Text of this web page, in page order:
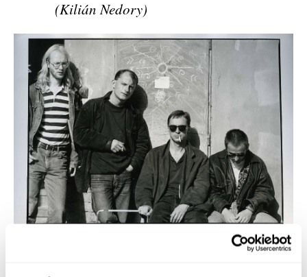
(Kilián Nedory)
A pochopil jsem, že moře mi nic nenabízí, že mi